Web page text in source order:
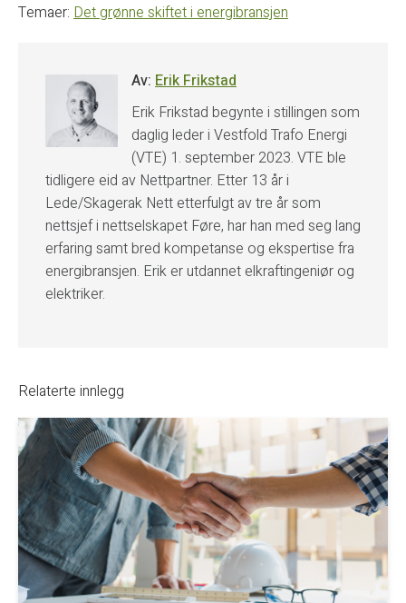
Temaer: Det grønne skiftet i energibransjen
Av: Erik Frikstad
Erik Frikstad begynte i stillingen som
daglig leder i Vestfold Trafo Energi
(VTE) 1. september 2023. VTE ble
tidligere eid av Nettpartner. Etter 13 år i
Lede/Skagerak Nett etterfulgt av tre år som
nettsjef i nettselskapet Føre, har han med seg lang
erfaring samt bred kompetanse og ekspertise fra
energibransjen. Erik er utdannet elkraftingeniør og
elektriker.
Relaterte innlegg